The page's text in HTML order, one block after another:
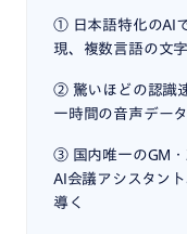
① 日本語特化のAI
現、複数言語の文
② 驚いほどの認識
一時間の音声デー
③ 国内唯一のGM・
AI会議アシスタン
導く